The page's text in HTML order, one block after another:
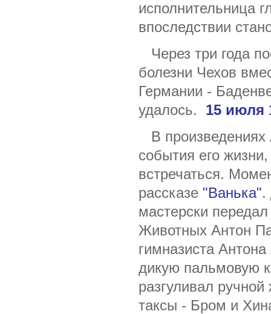
исполнительница
впоследствии
Через три года
болезни Чехов
Германии -
удалось. 15 июля
В произведениях
события его
встречаться.
рассказе "Ванька".
мастерски
Животных Антон
гимназиста
дикую пальмовую
разгуливал
таксы - Бром и